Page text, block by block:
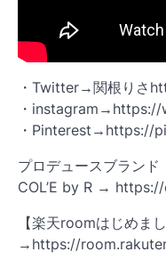
・Twitter→関根りさ
・
・Pinterest→https://
プロデュースブランド
COL’E by R →
【楽天roomはじめまし
→https://